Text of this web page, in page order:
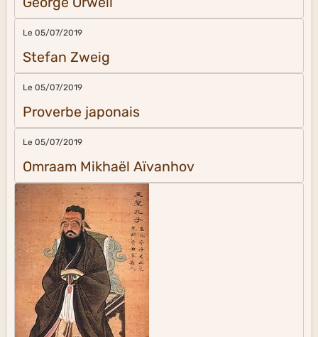
Le 05/07/2019
Stefan Zweig
Le 05/07/2019
Proverbe japonais
Le 05/07/2019
Omraam Mikhaël Aïvanhov